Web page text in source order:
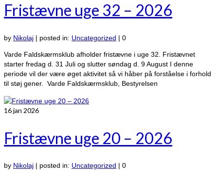
Fristævne uge 32 – 2026
by Nikolaj | posted in: Uncategorized | 0
Varde Faldskærmsklub afholder fristævne i uge 32. Fristævnet
starter fredag d. 31 Juli og slutter søndag d. 9 August I denne
periode vil der være øget aktivitet så vi håber på forståelse i forhold
til støj gener. Varde Faldskærmsklub, Bestyrelsen
16jan 2026
Fristævne uge 20 – 2026
by Nikolaj | posted in: Uncategorized | 0